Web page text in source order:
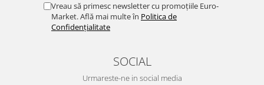
Vreau să primesc newsletter cu promoțiile Euro-
Market. Află mai multe în Politica de
Confidențialitate
SOCIAL
Urmareste-ne in social media